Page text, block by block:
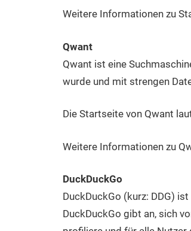
Weitere Informationen zu
Qwant
Qwant ist eine
wurde und mit strengen
Die Startseite von Qwant
Weitere Informationen zu
DuckDuckGo
DuckDuckGo (kurz: DDG)
DuckDuckGo gibt an, sich